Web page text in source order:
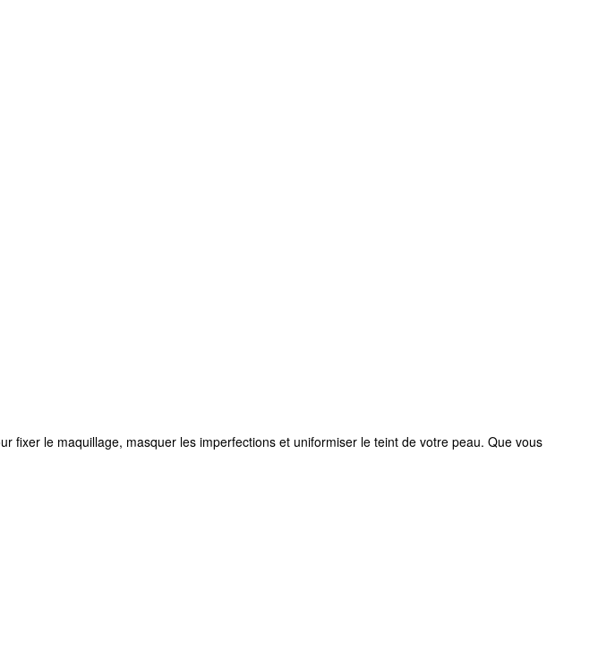
fixer le maquillage, masquer les imperfections et uniformiser le teint de votre peau. Que vous